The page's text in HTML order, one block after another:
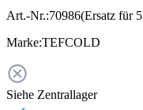
Art.-Nr.:70986(Ersatz für
Marke:TEFCOLD
Siehe Zentrallager